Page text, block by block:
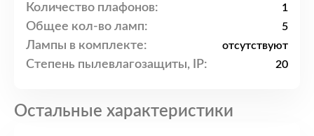
Количество плафонов: 1
Общее кол-во ламп: 5
Лампы в комплекте: отсутствуют
Степень пылевлагозащиты, IP: 20
Остальные характеристики